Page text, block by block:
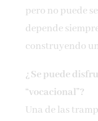
pero no puede
depende
construyendo
¿Se puede
“vocacional”?
Una de las